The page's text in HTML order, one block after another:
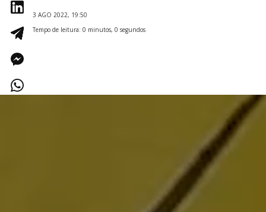
3 AGO 2022, 19:50
Tempo de leitura: 0 minutos, 0 segundos